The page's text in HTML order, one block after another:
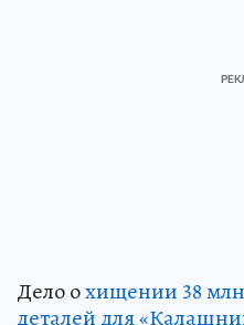
Дело охищении 38 млн
деталей для